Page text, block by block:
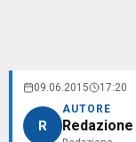
09.06.2015 17:20
R
AUTORE
Redazione